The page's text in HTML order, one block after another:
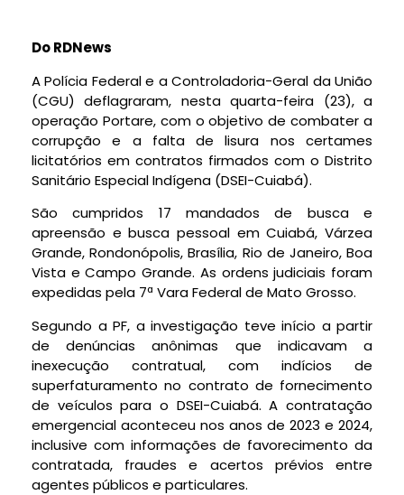
Do RDNews
A Polícia Federal e a Controladoria-Geral da União
(CGU) deflagraram, nesta quarta-feira (23), a
operação Portare, com o objetivo de combater a
corrupção e a falta de lisura nos certames
licitatórios em contratos firmados com o Distrito
Sanitário Especial Indígena (DSEI-Cuiabá).
São cumpridos 17 mandados de busca e
apreensão e busca pessoal em Cuiabá, Várzea
Grande, Rondonópolis, Brasília, Rio de Janeiro, Boa
Vista e Campo Grande. As ordens judiciais foram
expedidas pela 7ª Vara Federal de Mato Grosso.
Segundo a PF, a investigação teve início a partir
de denúncias anônimas que indicavam a
inexecução contratual, com indícios de
superfaturamento no contrato de fornecimento
de veículos para o DSEI-Cuiabá. A contratação
emergencial aconteceu nos anos de 2023 e 2024,
inclusive com informações de favorecimento da
contratada, fraudes e acertos prévios entre
agentes públicos e particulares.